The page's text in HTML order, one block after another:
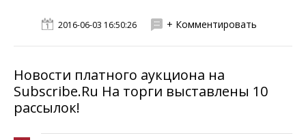
2016-06-03 16:50:26 + Комментировать
Новости платного аукциона на
Subscribe.Ru На торги выставлены 10
рассылок!